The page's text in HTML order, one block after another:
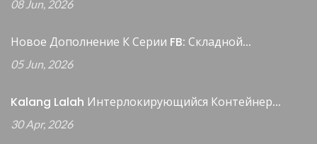
08 Jun, 2026
Новое Дополнение К Серии FB: Складной...
05 Jun, 2026
Kalang Lalah Интерлокирующийся Контейнер...
30 Apr, 2026